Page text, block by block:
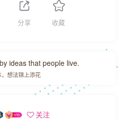
分享 收藏
ideas that people live.
想法锦上添花
关注